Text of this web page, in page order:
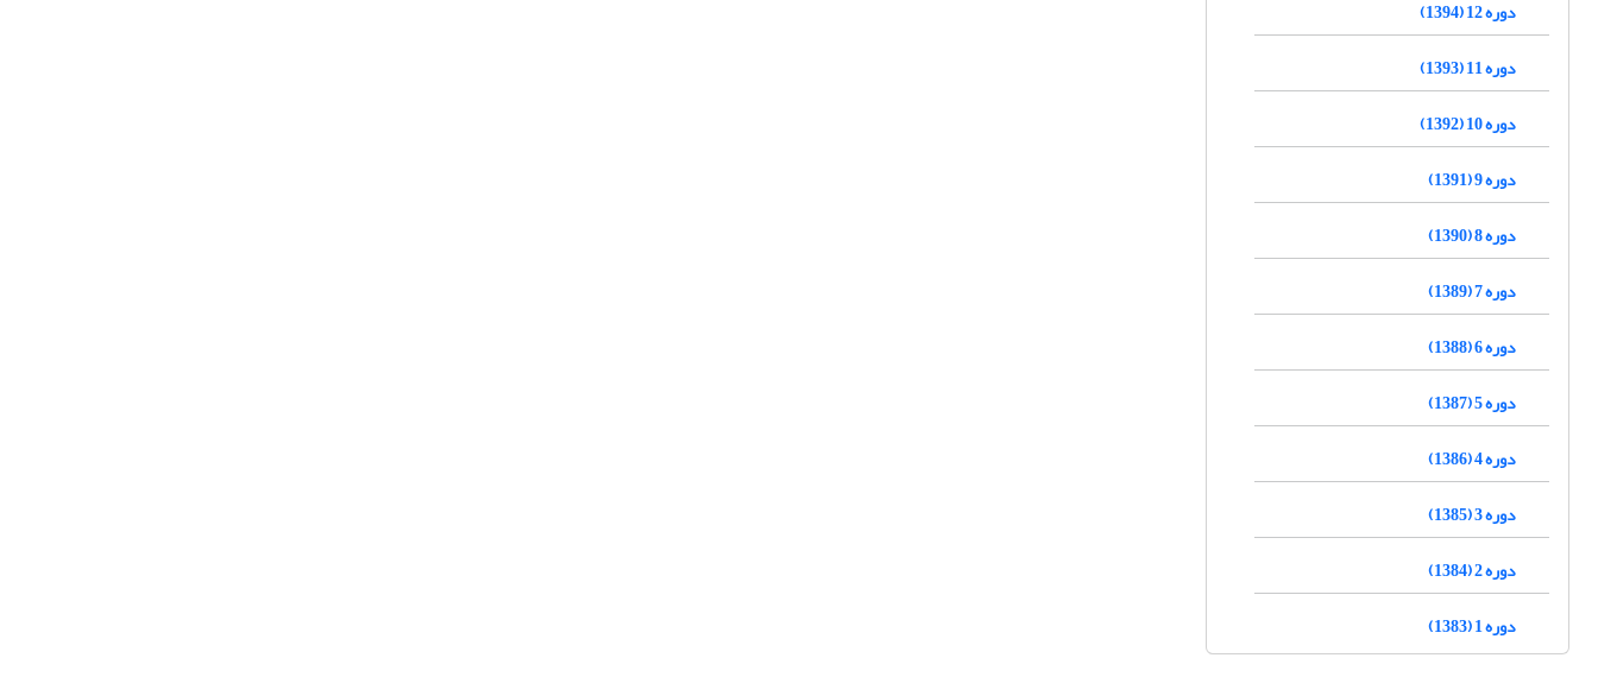
دوره 12 (1394)
دوره 11 (1393)
دوره 10 (1392)
دوره 9 (1391)
دوره 8 (1390)
دوره 7 (1389)
دوره 6 (1388)
دوره 5 (1387)
دوره 4 (1386)
دوره 3 (1385)
دوره 2 (1384)
دوره 1 (1383)